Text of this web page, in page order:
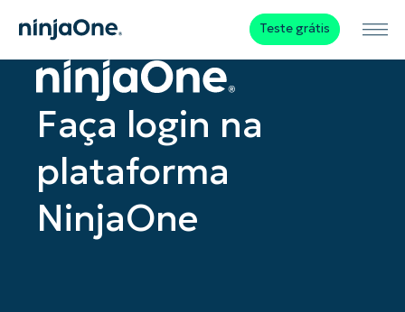
Teste grátis
Faça login na
plataforma
NinjaOne